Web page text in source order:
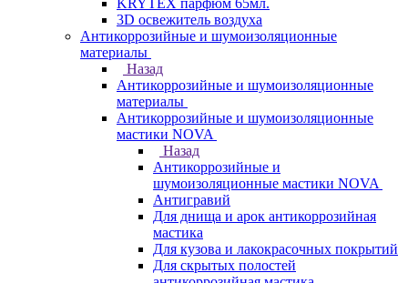
KRYTEX парфюм 65мл.
3D освежитель воздуха
Антикоррозийные и шумоизоляционные
материалы
Назад
Антикоррозийные и шумоизоляционные
материалы
Антикоррозийные и шумоизоляционные
мастики NOVA
Назад
Антикоррозийные и
шумоизоляционные мастики NOVA
Антигравий
Для днища и арок антикоррозийная
мастика
Для кузова и лакокрасочных покрытий
Для скрытых полостей